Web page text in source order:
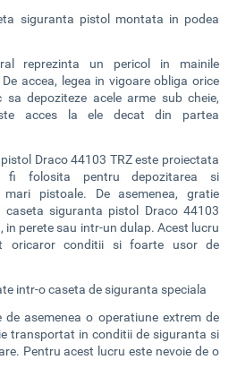
siguranta pistol montata in podea
reprezinta un pericol in mainile
accea, legea in vigoare obliga orice
depoziteze acele arme sub cheie,
acces la ele decat din partea
Draco 44103 TRZ este proiectata
folosita pentru depozitarea si
pistoale. De asemenea, gratie
caseta siguranta pistol Draco 44103
in perete sau intr-un dulap. Acest lucru
oricaror conditii si foarte usor de
intr-o caseta de siguranta speciala
asemenea o operatiune extrem de
transportat in conditii de siguranta si
Pentru acest lucru este nevoie de o